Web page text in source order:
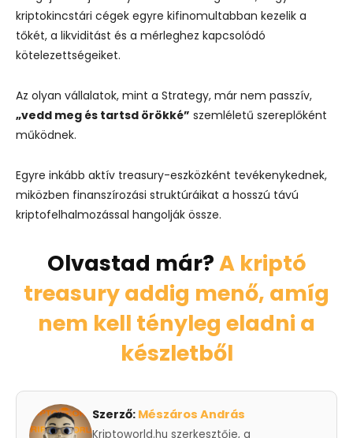
kriptokincstári cégek egyre kifinomultabban kezelik a
tőkét, a likviditást és a mérleghez kapcsolódó
kötelezettségeiket.
Az olyan vállalatok, mint a Strategy, már nem passzív,
„vedd meg és tartsd örökké” szemléletű szereplőként
működnek.
Egyre inkább aktív treasury-eszközként tevékenykednek,
miközben finanszírozási struktúráikat a hosszú távú
kriptofelhalmozással hangolják össze.
Olvastad már?A kriptó
treasury addig menő, amíg
nem kell tényleg eladni a
készletből
Szerző: Mészáros András
Kriptoworld.hu szerkesztője, a